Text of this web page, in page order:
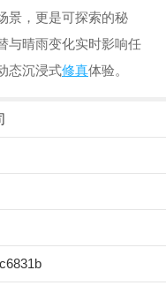
景，更是可探索的秘
与晴雨变化实时影响任
态沉浸式修真体验。